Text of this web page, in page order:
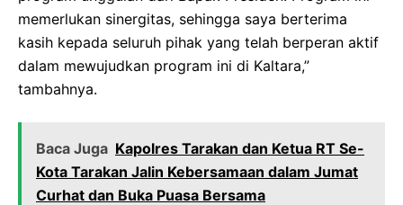
memerlukan sinergitas, sehingga saya berterima
kasih kepada seluruh pihak yang telah berperan aktif
dalam mewujudkan program ini di Kaltara,”
tambahnya.
Baca Juga Kapolres Tarakan dan Ketua RT Se-
Kota Tarakan Jalin Kebersamaan dalam Jumat
Curhat dan Buka Puasa Bersama